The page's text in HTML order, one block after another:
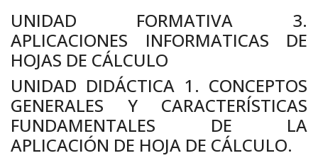
UNIDAD FORMATIVA 3.
APLICACIONES INFORMATICAS DE
HOJAS DE CÁLCULO
UNIDAD DIDÁCTICA 1. CONCEPTOS
GENERALES Y CARACTERÍSTICAS
FUNDAMENTALES DE LA
APLICACIÓN DE HOJA DE CÁLCULO.